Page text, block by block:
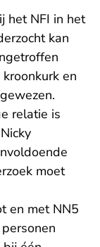
het NFI in het
kan
en
relatie is
moet
en met NN5
personen